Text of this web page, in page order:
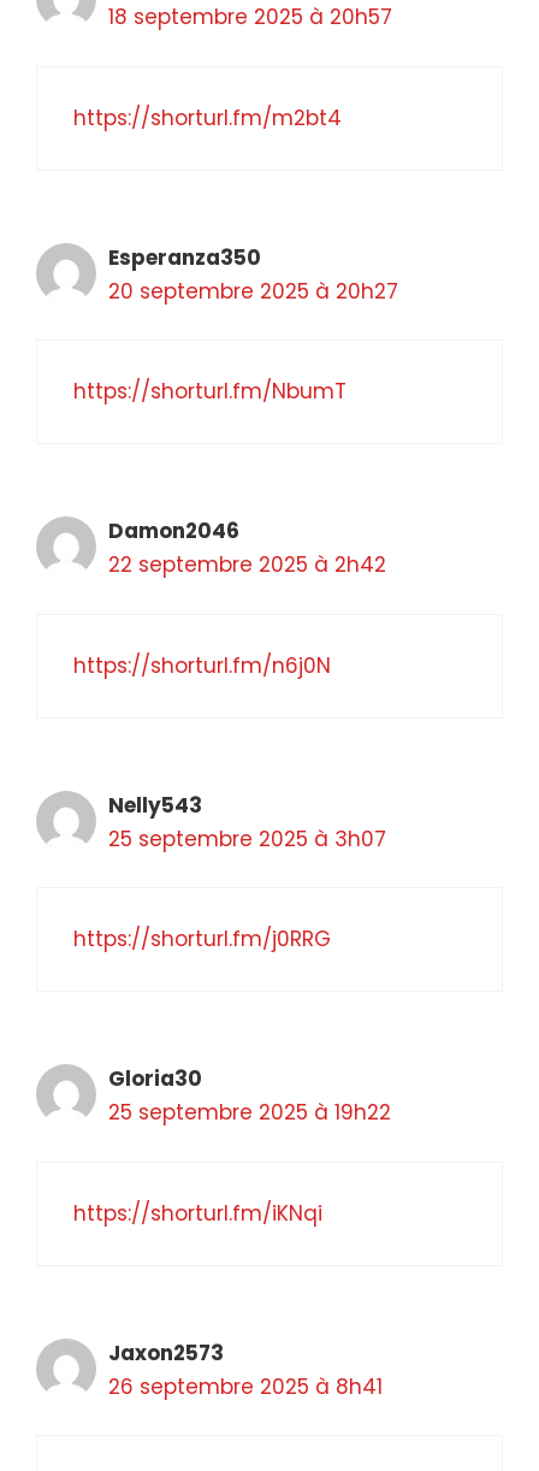
18 septembre 2025 à 20h57
https://shorturl.fm/m2bt4
Esperanza350
20 septembre 2025 à 20h27
https://shorturl.fm/NbumT
Damon2046
22 septembre 2025 à 2h42
https://shorturl.fm/n6j0N
Nelly543
25 septembre 2025 à 3h07
https://shorturl.fm/j0RRG
Gloria30
25 septembre 2025 à 19h22
https://shorturl.fm/iKNqi
Jaxon2573
26 septembre 2025 à 8h41